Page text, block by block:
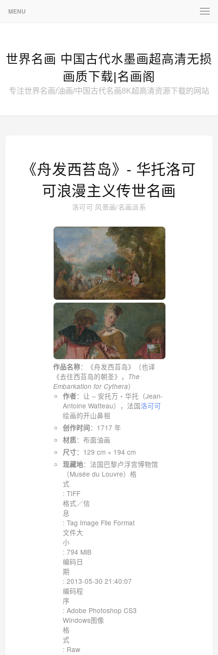
MENU
世界名画 中国古代水墨画超高清无损
画质下载|名画阁
专注世界名画/油画/中国古代名画8K超高清资源下载的网站
《舟发西苔岛》- 华托洛可
可浪漫主义传世名画
洛可可 风景画/名画派系
作品名称：《舟发西苔岛》（也译
《去往西苔岛的朝圣》， The
Embarkation for Cythera）
作者：让 – 安托万・华托（Jean-
Antoine Watteau），法国洛可可
绘画的开山鼻祖
创作时间：1717 年
材质：布面油画
尺寸：129 cm × 194 cm
现藏地：法国巴黎卢浮宫博物馆
（Musée du Louvre）格
: TIFF
格式／信
: Tag Image File Format
文件大
: 794 MiB
编码日
: 2013-05-30 21:40:07
编码程
: Adobe Photoshop CS3
Windows图像
格
: Raw